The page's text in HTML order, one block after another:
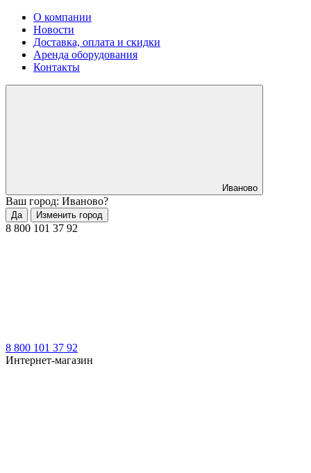
О компании
Новости
Доставка, оплата и скидки
Аренда оборудования
Контакты
Иваново
Ваш город: Иваново?
Да Изменить город
8 800 101 37 92
8 800 101 37 92
Интернет-магазин